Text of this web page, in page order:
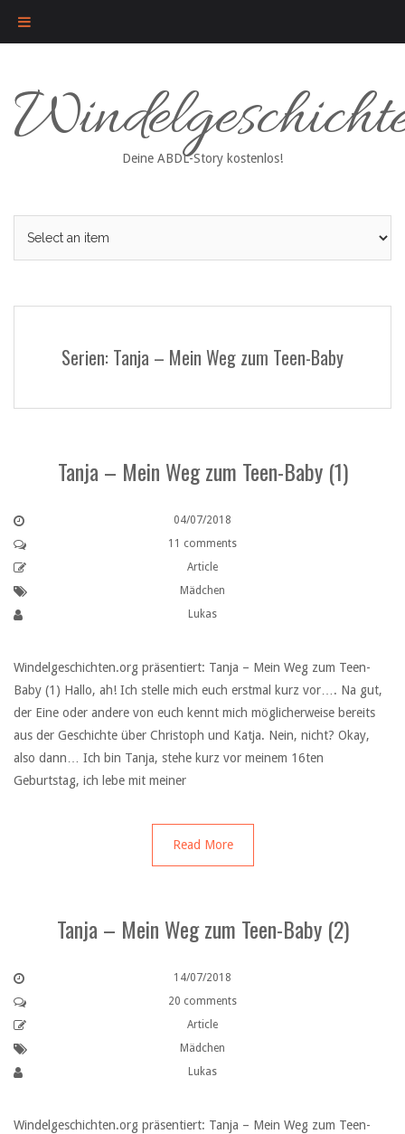
content
Deine ABDL-Story kostenlos!
Serien: Tanja – Mein Weg zum Teen-Baby
Tanja – Mein Weg zum Teen-Baby (1)
04/07/2018
11 comments
Article
Mädchen
Lukas
Windelgeschichten.org präsentiert: Tanja – Mein Weg zum Teen-
Baby (1) Hallo, ah! Ich stelle mich euch erstmal kurz vor…. Na gut,
der Eine oder andere von euch kennt mich möglicherweise bereits
aus der Geschichte über Christoph und Katja. Nein, nicht? Okay,
also dann… Ich bin Tanja, stehe kurz vor meinem 16ten
Geburtstag, ich lebe mit meiner
Read More
Tanja – Mein Weg zum Teen-Baby (2)
14/07/2018
20 comments
Article
Mädchen
Lukas
Windelgeschichten.org präsentiert: Tanja – Mein Weg zum Teen-